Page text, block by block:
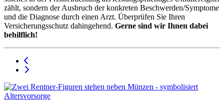
zählt, sondern der Ausbruch der konkreten Beschwerden/Symptome
und die Diagnose durch einen Arzt. Überprüfen Sie Ihren
Versicherungsschutz dahingehend. Gerne sind wir Ihnen dabei
behilflich!